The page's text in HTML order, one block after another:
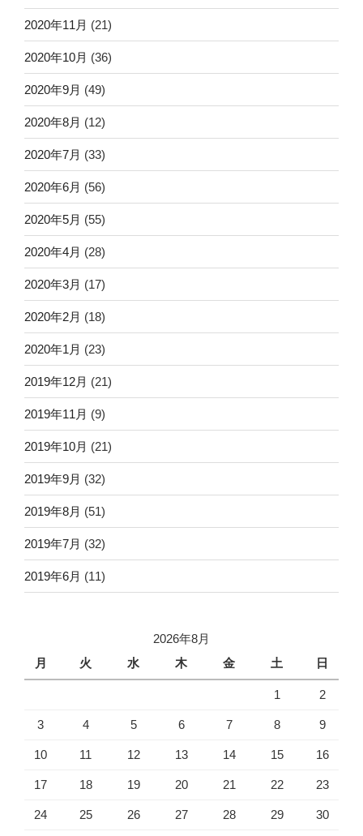
2020年11月 (21)
2020年10月 (36)
2020年9月 (49)
2020年8月 (12)
2020年7月 (33)
2020年6月 (56)
2020年5月 (55)
2020年4月 (28)
2020年3月 (17)
2020年2月 (18)
2020年1月 (23)
2019年12月 (21)
2019年11月 (9)
2019年10月 (21)
2019年9月 (32)
2019年8月 (51)
2019年7月 (32)
2019年6月 (11)
2026年8月
月
火 水 木 金 土 日
1 2
3 4 5 6 7 8 9
10 11 12 13 14 15 16
17 18 19 20 21 22 23
24 25 26 27 28 29 30